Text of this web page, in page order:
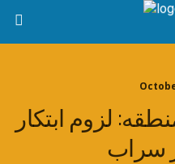
لزوم ابتکار
سراب